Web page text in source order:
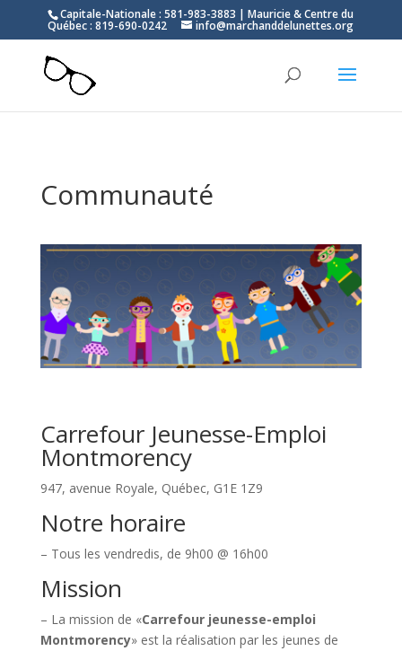
Capitale-Nationale : 581-983-3883 | Mauricie & Centre du
Québec : 819-690-0242 info@marchanddelunettes.org
Communauté
Carrefour Jeunesse-Emploi
Montmorency
947, avenue Royale, Québec, G1E 1Z9
Notre horaire
– Tous les vendredis, de 9h00 @ 16h00
Mission
– La mission de «Carrefour jeunesse-emploi
Montmorency» est la réalisation par les jeunes de